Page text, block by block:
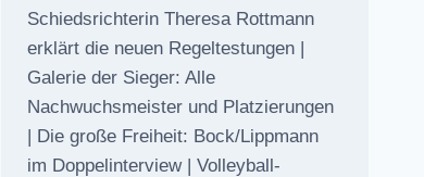
Schiedsrichterin Theresa Rottmann
erklärt die neuen Regeltestungen |
Galerie der Sieger: Alle
Nachwuchsmeister und Platzierungen
| Die große Freiheit: Bock/Lippmann
im Doppelinterview | Volleyball-